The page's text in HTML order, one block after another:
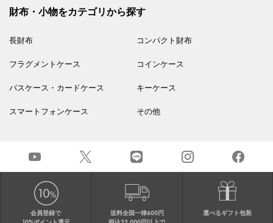
財布・小物をカテゴリから探す
長財布 コンパクト財布
フラグメントケース コインケース
パスケース・カードケース キーケース
スマートフォンケース その他
会員登録で
送料全国一律600円
選べるギフト包装